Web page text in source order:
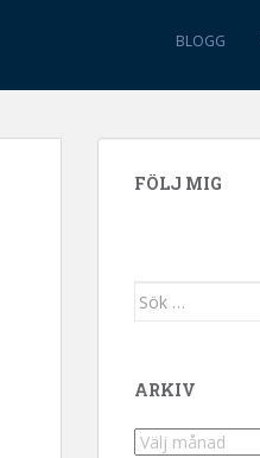
BLOGG
FÖLJ MIG
Sök efter:
ARKIV
Arkiv